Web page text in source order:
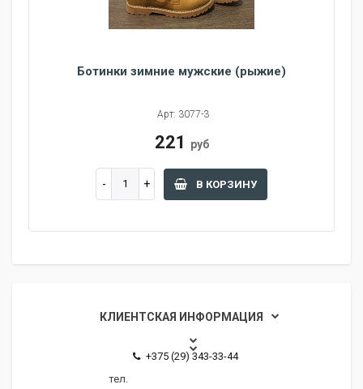
Ботинки зимние мужские (рыжие)
Арт: 3077-3
221 руб
В КОРЗИНУ
КЛИЕНТСКАЯ ИНФОРМАЦИЯ
тел.
+375 (29) 343-33-44